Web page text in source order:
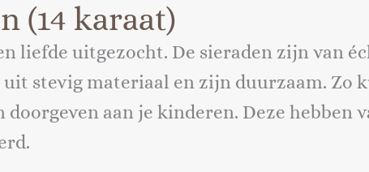
(14 karaat)
liefde uitgezocht. De sieraden zijn van
uit stevig materiaal en zijn duurzaam. Zo
doorgeven aan je kinderen. Deze hebben